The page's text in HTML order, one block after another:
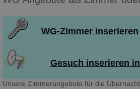
WG-Zimmer
Gesuch inserieren
Unsere Zimmerangebote für die